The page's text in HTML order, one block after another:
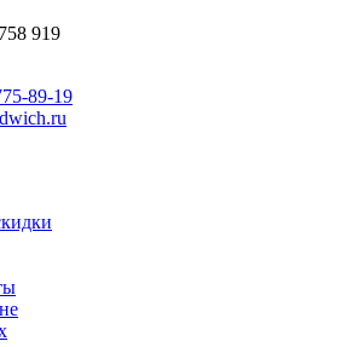
919
89-19